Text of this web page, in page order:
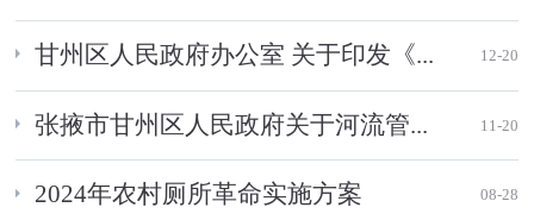
甘州区人民政府办公室 关于印发《... 12-20
张掖市甘州区人民政府关于河流管... 11-20
2024年农村厕所革命实施方案 08-28